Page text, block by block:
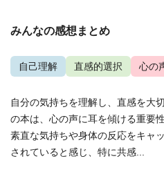
みんなの感想まとめ
自己理解 直感的選択 心の
自分の気持ちを理解し、直感を大
の本は、心の声に耳を傾ける重要
素直な気持ちや身体の反応をキャ
されていると感じ、特に共感...